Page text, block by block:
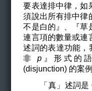
要表達排中律，如
須說出所有排中律
不是白的』、『
連言項的數量或連
述詞的表達功能，
非p 』形式的
(disjunction) 的案
「真」述詞是